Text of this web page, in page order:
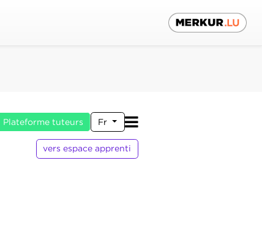
Plateforme tuteurs Fr
vers espace apprenti